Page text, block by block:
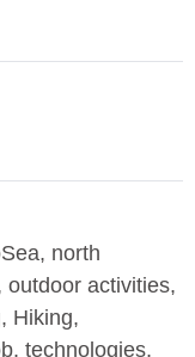
north
outdoor activities,
Hiking,
technologies,